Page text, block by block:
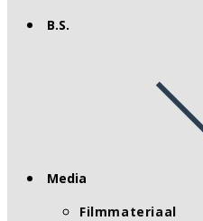
B.S.
Media
Filmmateriaal